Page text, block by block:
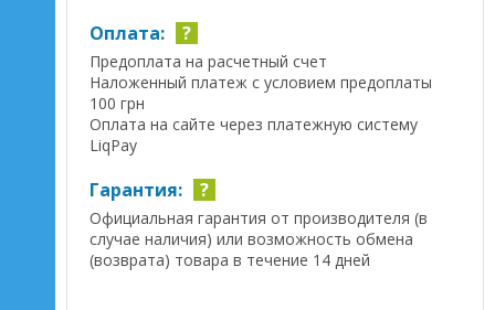
Оплата: ?
Предоплата на расчетный счет
Наложенный платеж с условием предоплаты
100 грн
Оплата на сайте через платежную систему
LiqPay
Гарантия: ?
Официальная гарантия от производителя (в
случае наличия) или возможность обмена
(возврата) товара в течение 14 дней